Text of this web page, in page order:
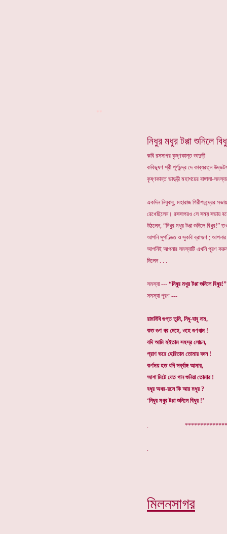
.
মিলনসাগর
নিধুর মধুর টপ্পা শুনিলে
কবি রসসাগর কৃষ্ণকান্ত ভাদুড়ী
কবিভূষণ শ্রী পূর্ণচন্দ্র দে কাব্যরত্ন
কৃষ্ণকান্ত ভাদুড়ী মহাশয়ের বাঙ্গালা-
একদিন নিধুবাবু, মহারাজ গিরীশচন্দ্রের
রেখেছিলেন। রসসাগরও সে সময় সভায়
উঠলেন, “নিধুর মধুর টপ্পা শুনিলে বিধুর!”
আপনি সুপণ্ডিত ও সুকবি ব্রাহ্মণ ;
আপনিই আপনার সমস্যাটি এখনি পূরণ
দিলেন . . .
সমস্যা --- “নিধুর মধুর টপ্পা শুনিলে বিধুর!”
সমস্যা পূরণ ---
রামনিধি গুপ্ত তুমি, নিধু-বাবু নাম,
কত গুণ ধর দেহে, ওহে গুণধাম !
যদি আমি হইতাম সহস্র লোচন,
প্রাণ ভরে হেরিতাম তোমার বদন !
কর্ণময় হত যদি সর্ব্বাঙ্গ আমার,
আশা মিটে যেত গান শুনিয়া তোমার !
বধূর অধর-রসে কি আর মধুর ?
‘নিধুর মধুর টপ্পা শুনিলে বিধুর !’